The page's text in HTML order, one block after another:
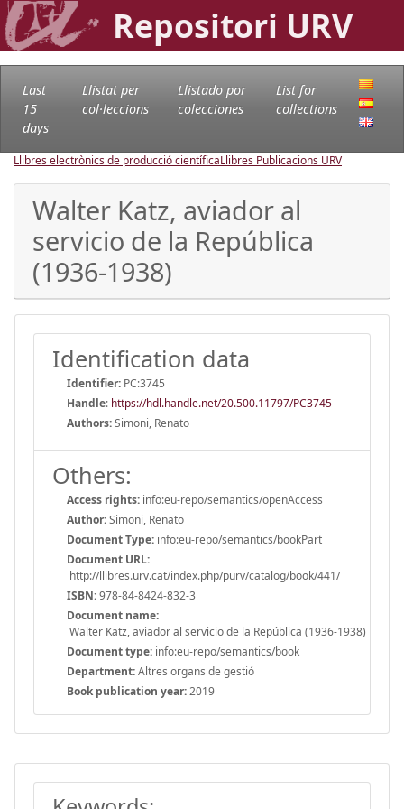
Repositori URV
Last
15
days
Llistat per
col·leccions
Llistado por
colecciones
List for
collections
Llibres electrònics de producció científicaLlibres Publicacions URV
Walter Katz, aviador al
servicio de la República
(1936-1938)
Identification data
Identifier: PC:3745
Handle: https://hdl.handle.net/20.500.11797/PC3745
Authors:Simoni, Renato
Others:
Access rights: info:eu-repo/semantics/openAccess
Author:Simoni, Renato
Document Type: info:eu-repo/semantics/bookPart
Document URL:
http://llibres.urv.cat/index.php/purv/catalog/book/441/
ISBN:978-84-8424-832-3
Document name:
Walter Katz, aviador al servicio de la República (1936-1938)
Document type: info:eu-repo/semantics/book
Department:Altres organs de gestió
Book publication year:2019